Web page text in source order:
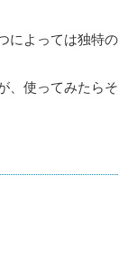
によっては独特の
、使ってみたらそ